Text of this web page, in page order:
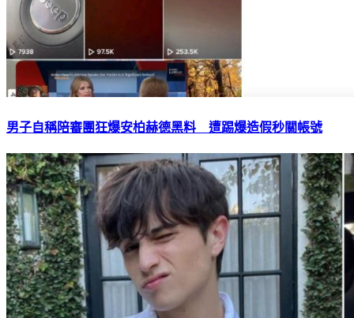
男子自稱陪審團狂爆安柏赫德黑料 遭踢爆造假秒關帳號